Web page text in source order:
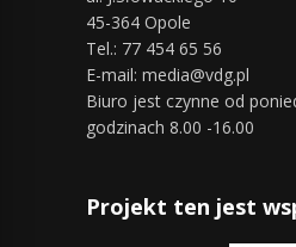
45-364 Opole
Tel.: 77 454 65 56
E-mail: media@vdg.pl
Biuro jest czynne od
godzinach 8.00 -16.00
Projekt ten jest